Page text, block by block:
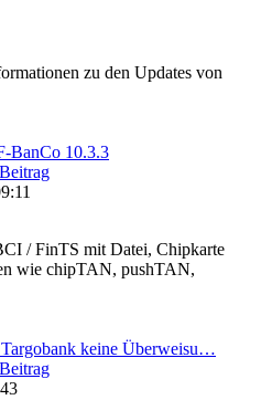
zu den Updates von
BanCo 10.3.3
/ FinTS mit Datei, Chipkarte
wie chipTAN, pushTAN,
keine Überweisu…